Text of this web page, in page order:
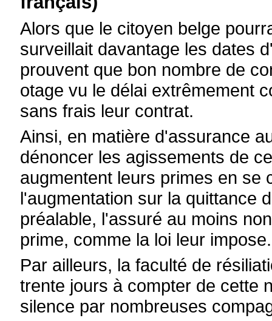
Alors que le citoyen belge
surveillait davantage les dates
prouvent que bon nombre de
otage vu le délai extrêmement
sans frais leur contrat.
Ainsi, en matière d'assurance
dénoncer les agissements de
augmentent leurs primes en se
l'augmentation sur la quittance
préalable, l'assuré au moins
prime, comme la loi leur impose.
Par ailleurs, la faculté de
trente jours à compter de cette
silence par nombreuses